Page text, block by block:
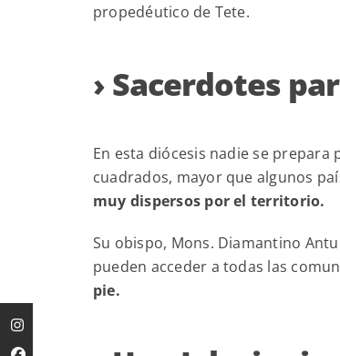
propedéutico de Tete.
› Sacerdotes
En esta diócesis nadie se
cuadrados, mayor que algunos
muy dispersos por el territorio.
Su obispo, Mons. Diamantino
pueden acceder a todas las
pie.